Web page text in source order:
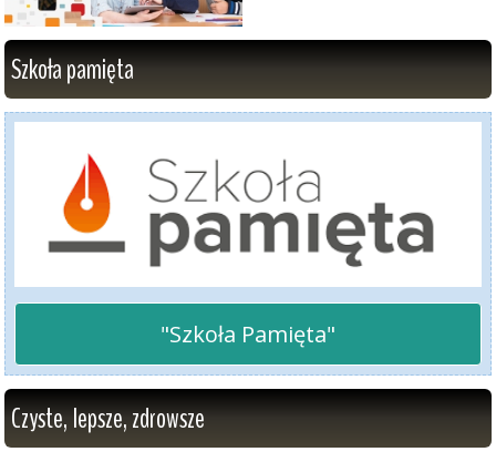
Szkoła pamięta
"Szkoła Pamięta"
Czyste, lepsze, zdrowsze